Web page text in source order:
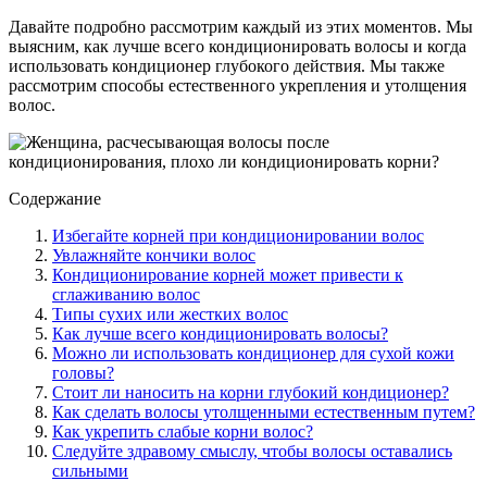
Давайте подробно рассмотрим каждый из этих моментов. Мы
выясним, как лучше всего кондиционировать волосы и когда
использовать кондиционер глубокого действия. Мы также
рассмотрим способы естественного укрепления и утолщения
волос.
Содержание
Избегайте корней при кондиционировании волос
Увлажняйте кончики волос
Кондиционирование корней может привести к
сглаживанию волос
Типы сухих или жестких волос
Как лучше всего кондиционировать волосы?
Можно ли использовать кондиционер для сухой кожи
головы?
Стоит ли наносить на корни глубокий кондиционер?
Как сделать волосы утолщенными естественным путем?
Как укрепить слабые корни волос?
Следуйте здравому смыслу, чтобы волосы оставались
сильными